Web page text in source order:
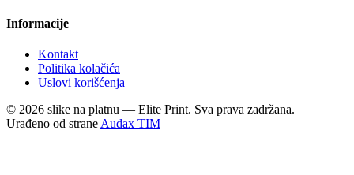
Informacije
Kontakt
Politika kolačića
Uslovi korišćenja
© 2026 slike na platnu — Elite Print. Sva prava zadržana.
Urađeno od strane Audax TIM